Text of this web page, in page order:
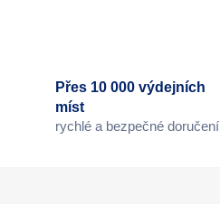
Přes 10 000 výdejních
míst
rychlé a bezpečné doručení